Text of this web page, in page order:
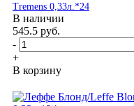
Tremens 0,33л.*24
В наличии
545.5 руб.
-
+
В корзину